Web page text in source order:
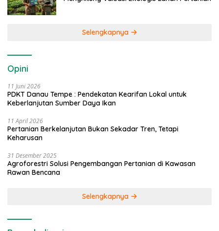
Selengkapnya
Opini
11 Juni 2026
PDKT Danau Tempe : Pendekatan Kearifan Lokal untuk
Keberlanjutan Sumber Daya Ikan
11 April 2026
Pertanian Berkelanjutan Bukan Sekadar Tren, Tetapi
Keharusan
31 Desember 2025
Agroforestri Solusi Pengembangan Pertanian di Kawasan
Rawan Bencana
Selengkapnya